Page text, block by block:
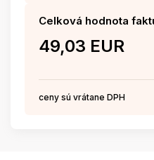
Celková hodnota
49,03 EUR
ceny sú vrátane DPH